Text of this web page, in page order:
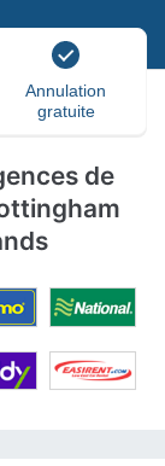
Annulation
gratuite
de